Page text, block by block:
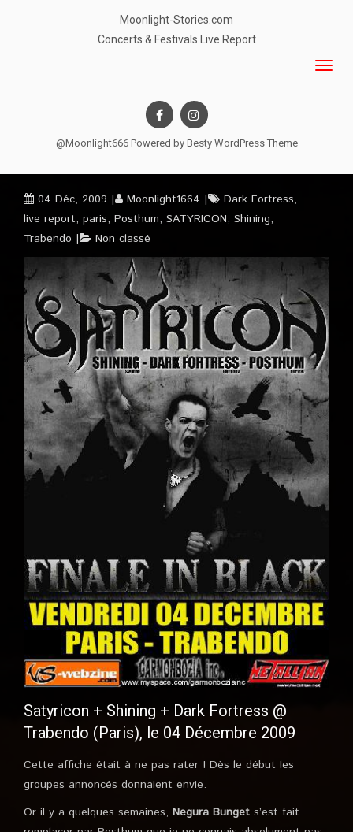
Moonlight-Stories.com
Concerts & Festivals Live Report
@Moonlight666 Powered by Besty WordPress Theme
04 Déc, 2009 Moonlight1664 Dark Fortress,
live report, paris, Posthum, SATYRICON, Shining,
Trabendo
Non classé
Satyricon + Shining + Dark Fortress @
Trabendo (Paris), le 04 Décembre 2009
Cette affiche était à ne pas rater ! Dès le début les
groupes annoncés donnaient envie.
Or il y a quelques semaines, Negura Bunget s’est fait